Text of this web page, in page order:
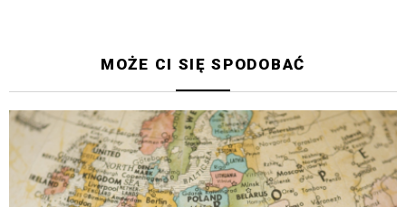
MOŻE CI SIĘ SPODOBAĆ